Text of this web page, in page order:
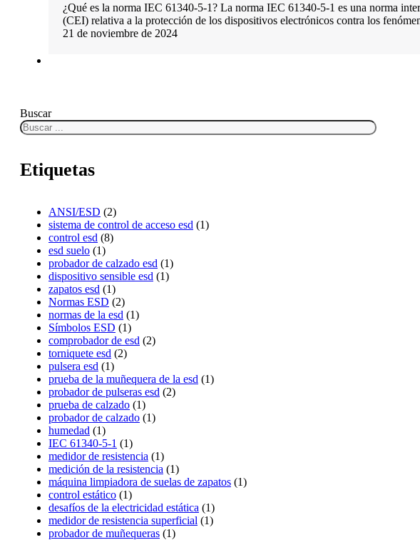
¿Qué es la norma IEC 61340-5-1? La norma IEC 61340-5-1 es una norma
(CEI) relativa a la protección de los dispositivos electrónicos contra los
21 de noviembre de 2024
Buscar
Etiquetas
ANSI/ESD (2)
sistema de control de acceso esd (1)
control esd (8)
esd suelo (1)
probador de calzado esd (1)
dispositivo sensible esd (1)
zapatos esd (1)
Normas ESD (2)
normas de la esd (1)
Símbolos ESD (1)
comprobador de esd (2)
torniquete esd (2)
pulsera esd (1)
prueba de la muñequera de la esd (1)
probador de pulseras esd (2)
prueba de calzado (1)
probador de calzado (1)
humedad (1)
IEC 61340-5-1 (1)
medidor de resistencia (1)
medición de la resistencia (1)
máquina limpiadora de suelas de zapatos (1)
control estático (1)
desafíos de la electricidad estática (1)
medidor de resistencia superficial (1)
probador de muñequeras (1)